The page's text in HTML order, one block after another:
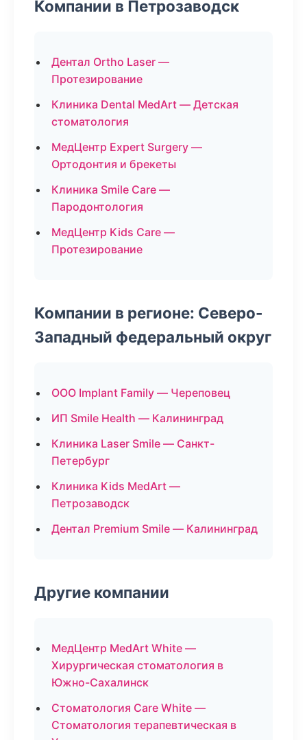
Компании в Петрозаводск
Дентал Ortho Laser —
Протезирование
Клиника Dental MedArt — Детская
стоматология
МедЦентр Expert Surgery —
Ортодонтия и брекеты
Клиника Smile Care —
Пародонтология
МедЦентр Kids Care —
Протезирование
Компании в регионе: Северо-
Западный федеральный округ
ООО Implant Family — Череповец
ИП Smile Health — Калининград
Клиника Laser Smile — Санкт-
Петербург
Клиника Kids MedArt —
Петрозаводск
Дентал Premium Smile — Калининград
Другие компании
МедЦентр MedArt White —
Хирургическая стоматология в
Южно-Сахалинск
Стоматология Care White —
Стоматология терапевтическая в